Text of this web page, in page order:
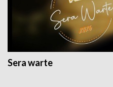
Sera warte